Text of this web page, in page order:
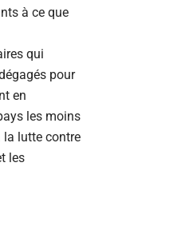
à ce que
qui
pour
en
les moins
la lutte contre
les